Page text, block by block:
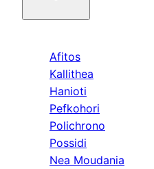
Afitos
Kallithea
Hanioti
Pefkohori
Polichrono
Possidi
Nea Moudania